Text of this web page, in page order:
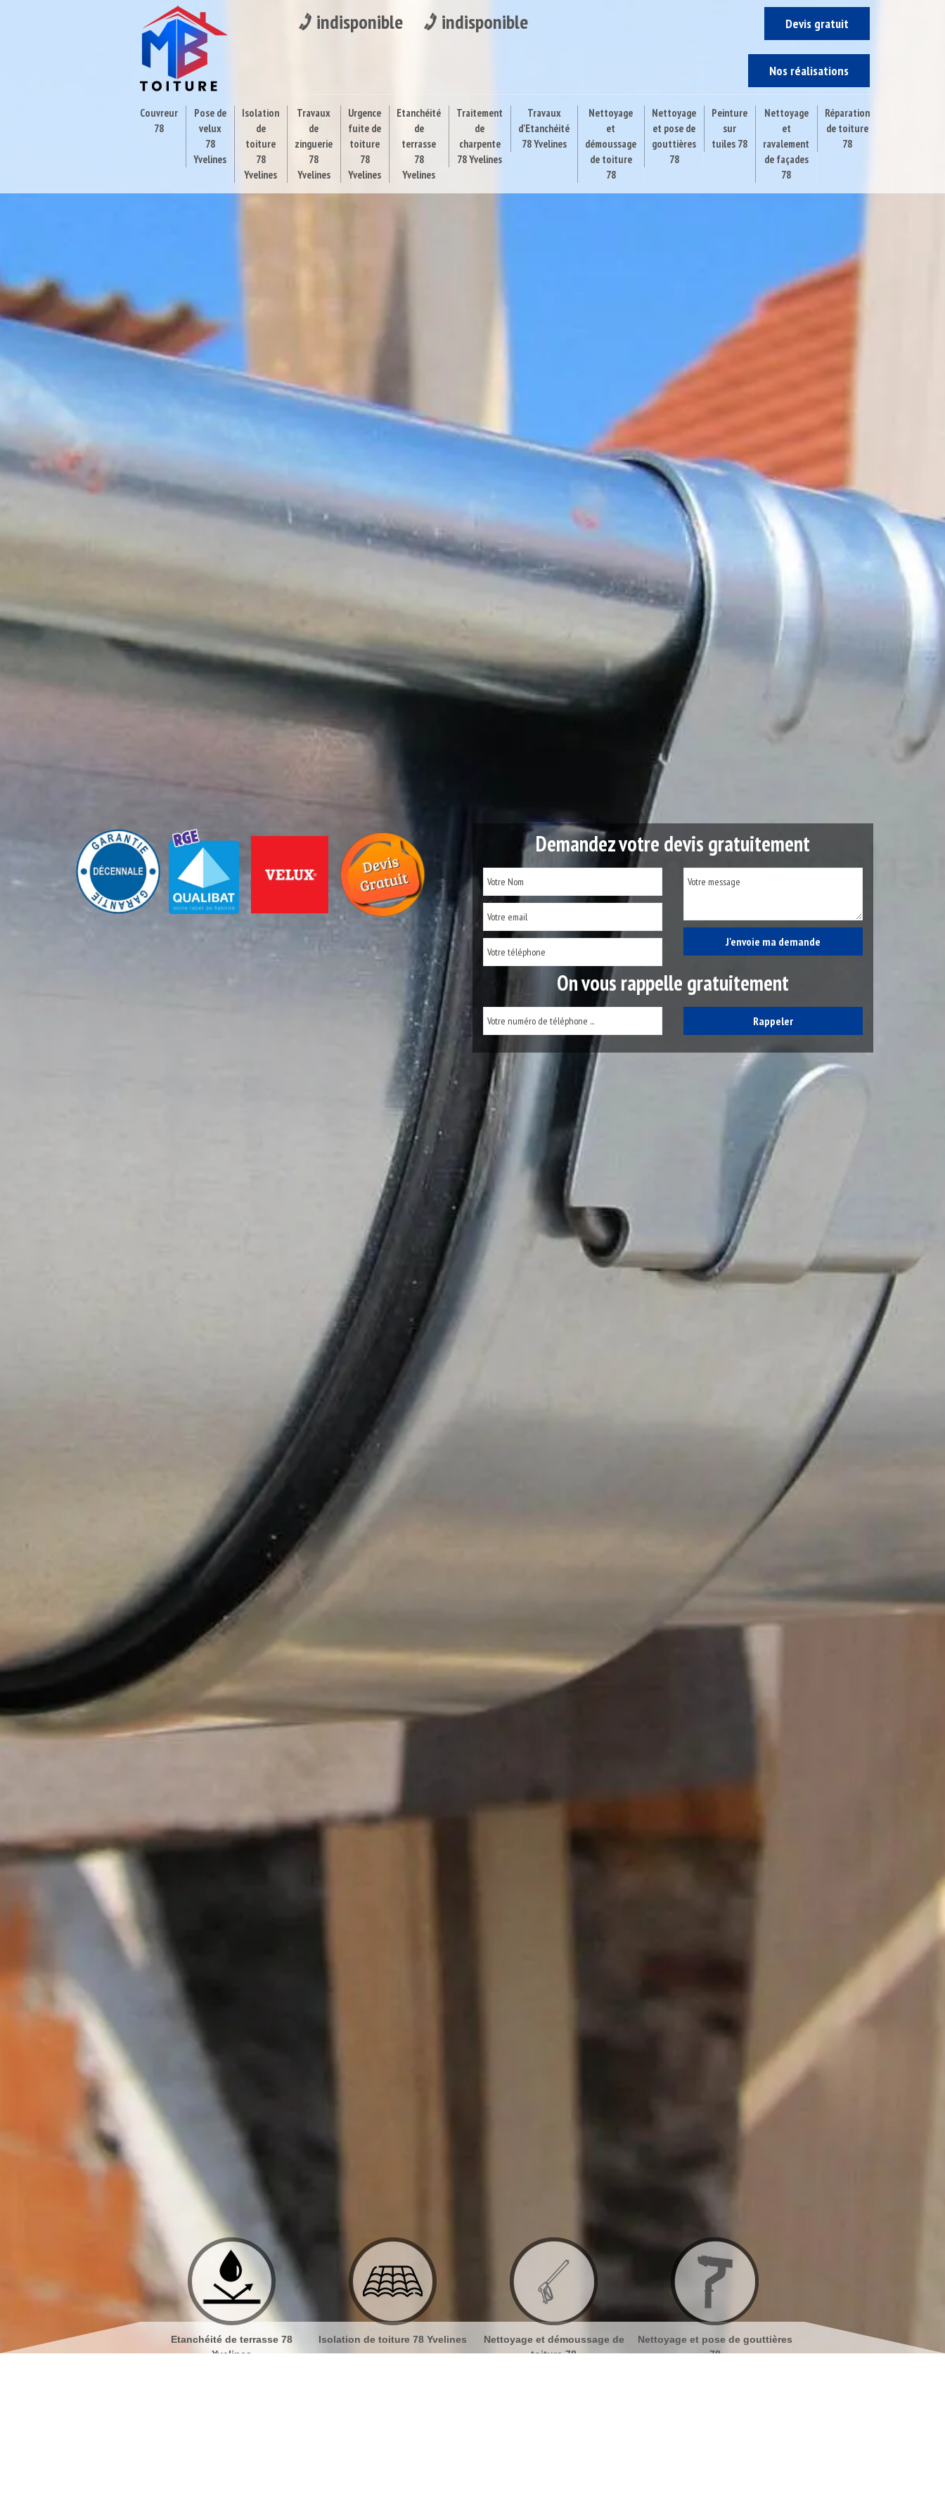
indisponible indisponible Devis gratuit
Nos réalisations
Couvreur
78
Pose de
velux
78
Yvelines
Isolation
de
toiture
78
Yvelines
Travaux
de
zinguerie
78
Yvelines
Urgence
fuite de
toiture
78
Yvelines
Etanchéité
de
terrasse
78
Yvelines
Traitement
de
charpente
78 Yvelines
Travaux
d'Etanchéité
78 Yvelines
Nettoyage
et
démoussage
de toiture
78
Nettoyage
et pose de
gouttières
78
Peinture
sur
tuiles 78
Nettoyage
et
ravalement
de façades
78
Réparation
de toiture
78
Demandez votre devis gratuitement
On vous rappelle gratuitement
Etanchéité de terrasse 78
Yvelines
Isolation de toiture 78 Yvelines
Nettoyage et démoussage de
toiture 78
Nettoyage et pose de gouttières
78
Nettoyage et ravalement de
façades 78
Peinture sur tuiles